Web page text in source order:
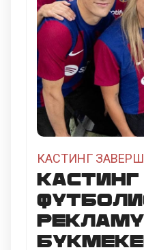
КАСТИНГ
рекламу